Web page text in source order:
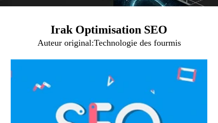
Irak Optimisation SEO
Auteur original:Technologie des fourmis